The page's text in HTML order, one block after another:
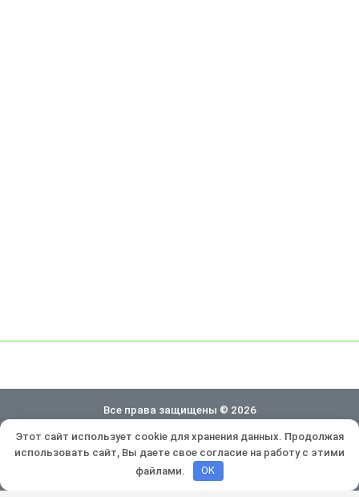
Все права защищены © 2026
Политика конфиденциальности
Разработка и продвижение:
Этот сайт использует cookie для хранения данных. Продолжая
использовать сайт, Вы даете свое согласие на работу с этими
файлами.
OK